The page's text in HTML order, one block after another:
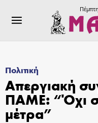
Πολιτική
Απεργιακή
ΠΑΜΕ: “Όχι
μέτρα”